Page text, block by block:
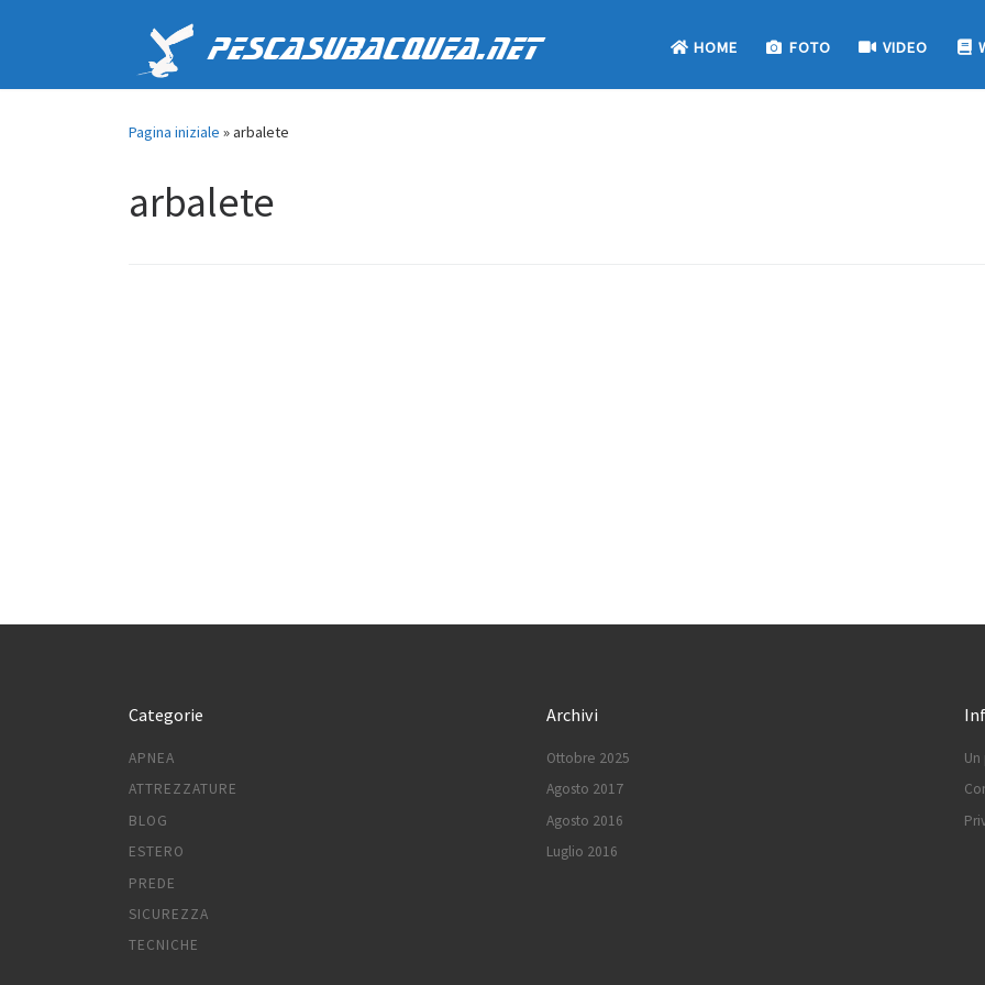
Passa al contenuto PescaSubacquea.net HOME FOTO VIDEO
Pagina iniziale »arbalete
arbalete
Categorie
APNEA
ATTREZZATURE
BLOG
ESTERO
PREDE
SICUREZZA
TECNICHE
Archivi
Ottobre 2025
Agosto 2017
Agosto 2016
Luglio 2016